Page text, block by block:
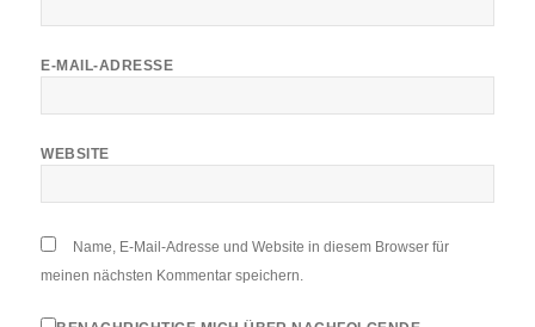
E-MAIL-ADRESSE
WEBSITE
Name, E-Mail-Adresse und Website in diesem Browser für
meinen nächsten Kommentar speichern.